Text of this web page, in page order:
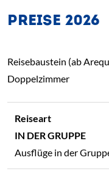
PREISE 2026
Reisebaustein (ab
Doppelzimmer
IN DER GRUPPE
Ausflüge in der